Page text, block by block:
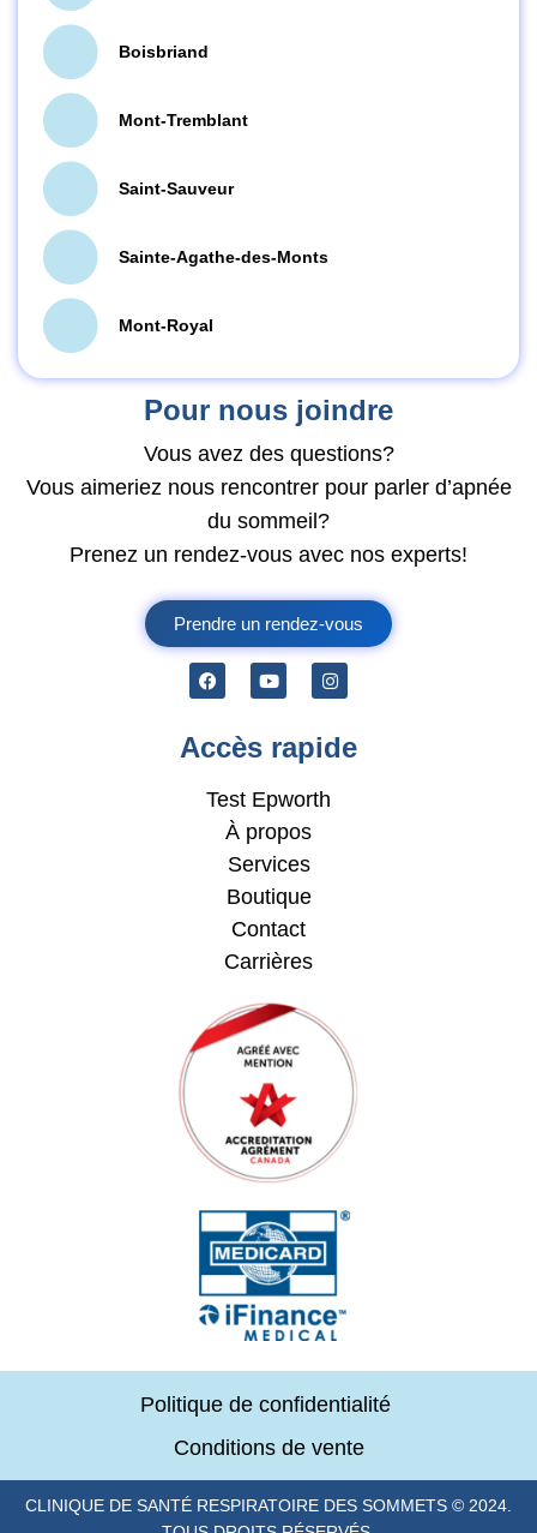
Boisbriand
Mont-Tremblant
Saint-Sauveur
Sainte-Agathe-des-Monts
Mont-Royal
Pour nous joindre
Vous avez des questions?
Vous aimeriez nous rencontrer pour parler d’apnée
du sommeil?
Prenez un rendez-vous avec nos experts!
Prendre un rendez-vous
Accès rapide
Test Epworth
À propos
Services
Boutique
Contact
Carrières
Politique de confidentialité
Conditions de vente
CLINIQUE DE SANTÉ RESPIRATOIRE DES SOMMETS © 2024.